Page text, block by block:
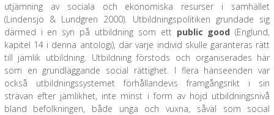
utjämning av sociala och ekonomiska resurser i samhället
(Lindensjö & Lundgren 2000). Utbildningspolitiken grundade sig
därmed i en syn på utbildning som ett public good (Englund,
kapitel 14 i denna antologi), där varje individ skulle garanteras rätt
till jämlik utbildning. Utbildning förstods och organiserades här
som en grundläggande social rättighet. I flera hänseenden var
också utbildningssystemet förhållandevis framgångsrikt i sin
strävan efter jämlikhet, inte minst i form av höjd utbildningsnivå
bland befolkningen, både unga och vuxna, såväl som social